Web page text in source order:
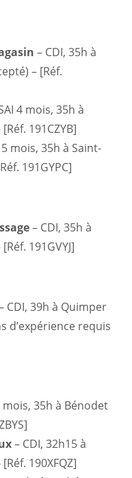
– CDI, 35h à
– [Réf.
4 mois, 35h à
191CZYB]
5 mois, 35h à Saint-
191GYPC]
– CDI, 35h à
191GVYJ]
CDI, 39h à Quimper
d’expérience requis
mois, 35h à Bénodet
– CDI, 32h15 à
190XFQZ]